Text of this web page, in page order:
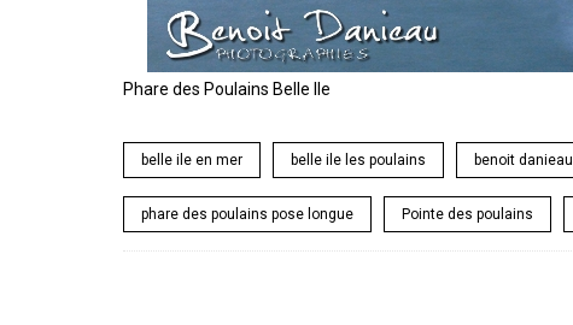
Phare des Poulains Belle Ile
belle ile en mer belle ile les poulains benoit danieau
phare des poulains pose longue Pointe des poulains